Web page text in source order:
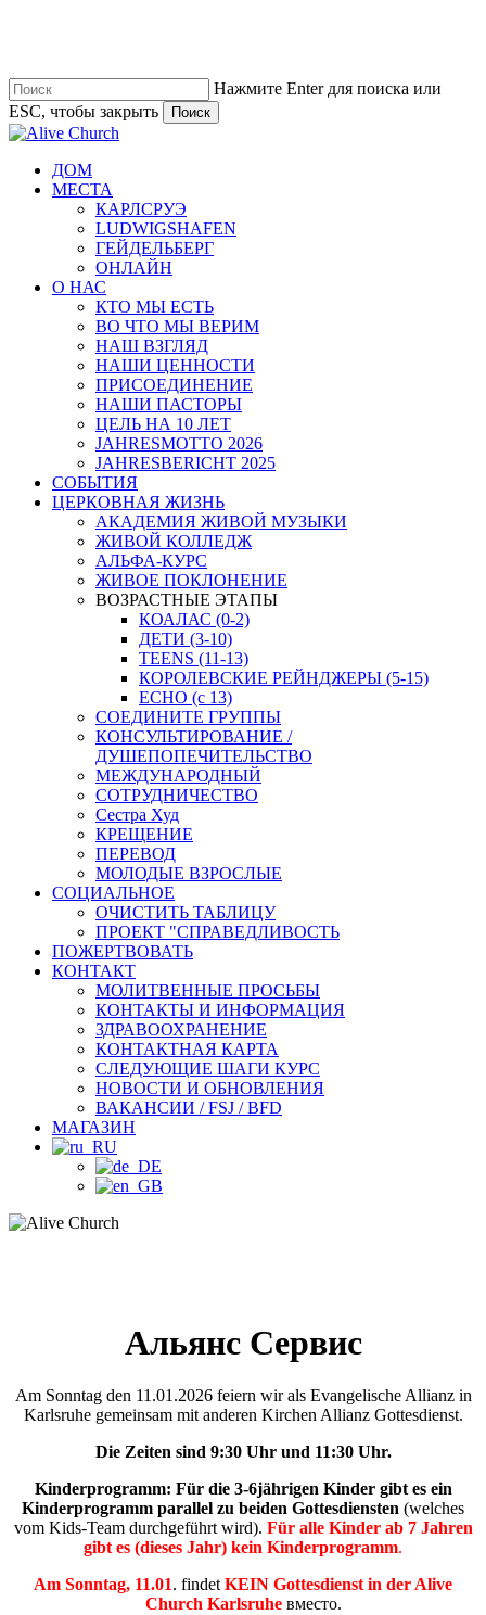
содержанию
Нажмите Enter для поиска или
ESC, чтобы закрыть
Поиск
Закрыть
Меню ДОМ
МЕСТА
КАРЛСРУЭ
LUDWIGSHAFEN
ГЕЙДЕЛЬБЕРГ
ОНЛАЙН
О НАС
КТО МЫ ЕСТЬ
ВО ЧТО МЫ ВЕРИМ
НАШ ВЗГЛЯД
НАШИ ЦЕННОСТИ
ПРИСОЕДИНЕНИЕ
НАШИ ПАСТОРЫ
ЦЕЛЬ НА 10 ЛЕТ
JAHRESMOTTO 2026
JAHRESBERICHT 2025
СОБЫТИЯ
ЦЕРКОВНАЯ ЖИЗНЬ
АКАДЕМИЯ ЖИВОЙ МУЗЫКИ
ЖИВОЙ КОЛЛЕДЖ
АЛЬФА-КУРС
ЖИВОЕ ПОКЛОНЕНИЕ
ВОЗРАСТНЫЕ ЭТАПЫ
КОАЛАС (0-2)
ДЕТИ (3-10)
TEENS (11-13)
КОРОЛЕВСКИЕ РЕЙНДЖЕРЫ (5-15)
ECHO (с 13)
СОЕДИНИТЕ ГРУППЫ
КОНСУЛЬТИРОВАНИЕ /
ДУШЕПОПЕЧИТЕЛЬСТВО
МЕЖДУНАРОДНЫЙ
СОТРУДНИЧЕСТВО
Сестра Худ
КРЕЩЕНИЕ
ПЕРЕВОД
МОЛОДЫЕ ВЗРОСЛЫЕ
СОЦИАЛЬНОЕ
ОЧИСТИТЬ ТАБЛИЦУ
ПРОЕКТ "СПРАВЕДЛИВОСТЬ
ПОЖЕРТВОВАТЬ
КОНТАКТ
МОЛИТВЕННЫЕ ПРОСЬБЫ
КОНТАКТЫ И ИНФОРМАЦИЯ
ЗДРАВООХРАНЕНИЕ
КОНТАКТНАЯ КАРТА
СЛЕДУЮЩИЕ ШАГИ КУРС
НОВОСТИ И ОБНОВЛЕНИЯ
ВАКАНСИИ / FSJ / BFD
МАГАЗИН
Альянс Сервис
Am Sonntag den 11.01.2026 feiern wir als Evangelische Allianz in
Karlsruhe gemeinsam mit anderen Kirchen Allianz Gottesdienst.
Die Zeiten sind 9:30 Uhr und 11:30 Uhr.
Kinderprogramm: Für die 3-6jährigen Kinder gibt es ein
Kinderprogramm parallel zu beiden Gottesdiensten (welches
vom Kids-Team durchgeführt wird). Für alle Kinder ab 7 Jahren
gibt es (dieses Jahr) kein Kinderprogramm.
Am Sonntag, 11.01. findet KEIN Gottesdienst in der Alive
Church Karlsruheвместо.